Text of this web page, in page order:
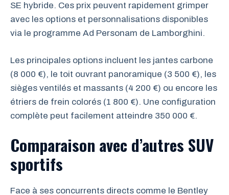
SE hybride. Ces prix peuvent rapidement grimper
avec les options et personnalisations disponibles
via le programme Ad Personam de Lamborghini.
Les principales options incluent les jantes carbone
(8 000 €), le toit ouvrant panoramique (3 500 €), les
sièges ventilés et massants (4 200 €) ou encore les
étriers de frein colorés (1 800 €). Une configuration
complète peut facilement atteindre 350 000 €.
Comparaison avec d’autres SUV
sportifs
Face à ses concurrents directs comme le Bentley